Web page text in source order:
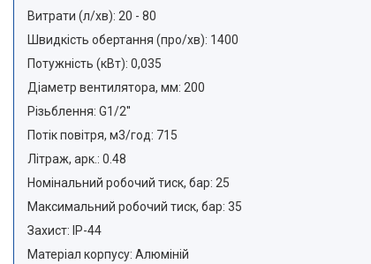
Витрати (л/хв): 20 - 80
Швидкість обертання (про/хв): 1400
Потужність (кВт): 0,035
Діаметр вентилятора, мм: 200
Різьблення: G1/2''
Потік повітря, м3/год: 715
Літраж, арк.: 0.48
Номінальний робочий тиск, бар: 25
Максимальний робочий тиск, бар: 35
Захист: IP-44
Матеріал корпусу: Алюміній